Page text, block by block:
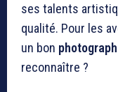
ses talents
qualité. Pour les
un bon
reconnaître ?